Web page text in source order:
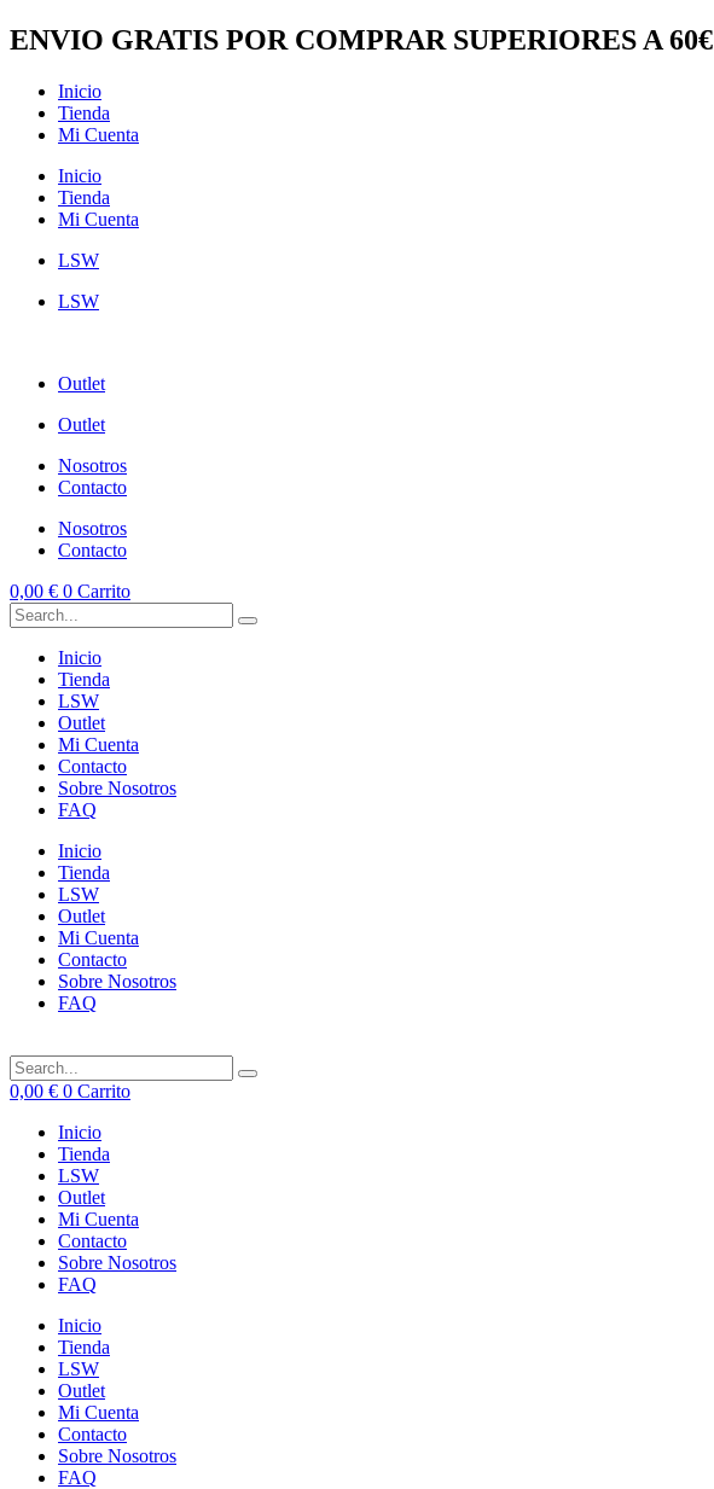
Ir
al
ENVIO GRATIS POR COMPRAR SUPERIORES A 60€
Inicio
Tienda
Mi Cuenta
Inicio
Tienda
Mi Cuenta
LSW
LSW
Outlet
Outlet
Nosotros
Contacto
Nosotros
Contacto
0,00 € 0 Carrito
Inicio
Tienda
LSW
Outlet
Mi Cuenta
Contacto
Sobre Nosotros
FAQ
Inicio
Tienda
LSW
Outlet
Mi Cuenta
Contacto
Sobre Nosotros
FAQ
0,00 € 0 Carrito
Inicio
Tienda
LSW
Outlet
Mi Cuenta
Contacto
Sobre Nosotros
FAQ
Inicio
Tienda
LSW
Outlet
Mi Cuenta
Contacto
Sobre Nosotros
FAQ